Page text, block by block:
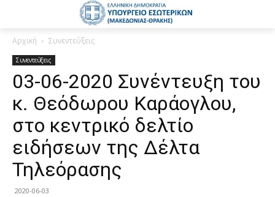
Αρχική Συνεντεύξεις
Συνεντεύξεις
03-06-2020 Συνέντευξη του
κ. Θεόδωρου Καράογλου,
στο κεντρικό δελτίο
ειδήσεων της Δέλτα
Τηλεόρασης
2020-06-03